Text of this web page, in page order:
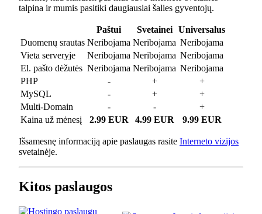
talpina ir mumis pasitiki daugiausiai šalies gyventojų.
Paštui Svetainei
Universalus
Duomenų srautas Neribojama Neribojama Neribojama
Vieta serveryje
Neribojama Neribojama Neribojama
El. pašto dėžutės Neribojama Neribojama Neribojama
PHP
- +
+
MySQL
- +
+
Multi-Domain
- -
+
Kaina už mėnesį
2.99 EUR 4.99 EUR 9.99 EUR
Išsamesnę informaciją apie paslaugas rasite Interneto vizijos
svetainėje.
Kitos paslaugos